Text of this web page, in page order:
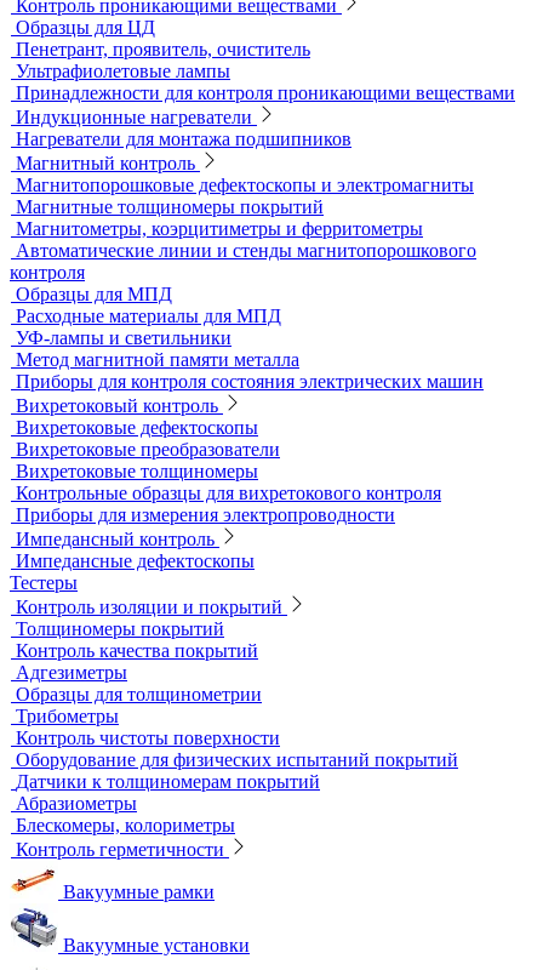
Переносные твердомеры
Датчики для твердомеров
Дефектоскопы электролитические
Контроль проникающими веществами
Образцы для ЦД
Пенетрант, проявитель, очиститель
Ультрафиолетовые лампы
Принадлежности для контроля проникающими веществами
Индукционные нагреватели
Нагреватели для монтажа подшипников
Магнитный контроль
Магнитопорошковые дефектоскопы и электромагниты
Магнитные толщиномеры покрытий
Магнитометры, коэрцитиметры и ферритометры
Автоматические линии и стенды магнитопорошкового
контроля
Образцы для МПД
Расходные материалы для МПД
УФ-лампы и светильники
Метод магнитной памяти металла
Приборы для контроля состояния электрических машин
Вихретоковый контроль
Вихретоковые дефектоскопы
Вихретоковые преобразователи
Вихретоковые толщиномеры
Контрольные образцы для вихретокового контроля
Приборы для измерения электропроводности
Импедансный контроль
Импедансные дефектоскопы
Тестеры
Контроль изоляции и покрытий
Толщиномеры покрытий
Контроль качества покрытий
Адгезиметры
Образцы для толщинометрии
Трибометры
Контроль чистоты поверхности
Оборудование для физических испытаний покрытий
Датчики к толщиномерам покрытий
Абразиометры
Блескомеры, колориметры